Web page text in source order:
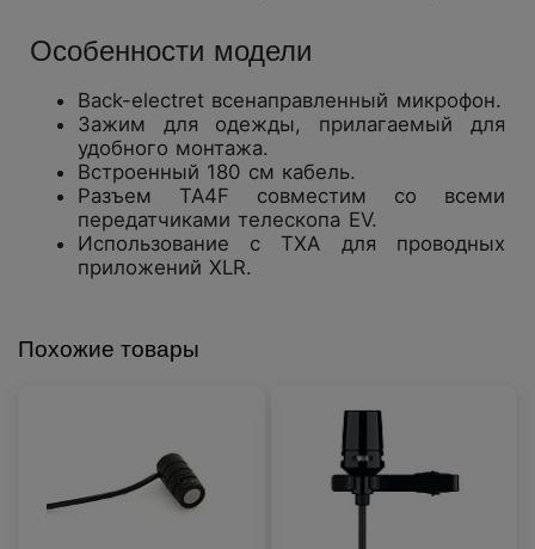
Особенности модели
Back-electret всенаправленный микрофон.
Зажим для одежды, прилагаемый для
удобного монтажа.
Встроенный 180 см кабель.
Разъем TA4F совместим со всеми
передатчиками телескопа EV.
Использование с TXA для проводных
приложений XLR.
Похожие товары